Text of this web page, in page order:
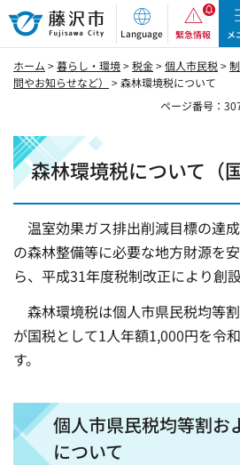
藤沢市
Language 緊急情報 メ
ホーム >暮らし・環境>税金>個人市民税>
問やお知らせなど）
> 森林環境税について
ページ番号：
森林環境税について（国
温室効果ガス排出削減目標の達
の森林整備等に必要な地方財源を
ら、平成31年度税制改正により創
森林環境税は個人市県民税均等
が国税として1人年額1,000円を令
す。
個人市県民税均等割お
について